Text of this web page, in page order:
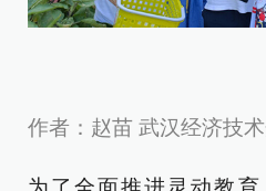
作者：赵苗 武汉经济技